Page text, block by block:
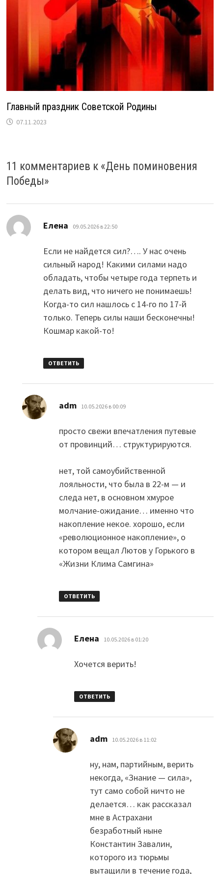
Главный праздник Советской Родины
07.11.2023
11 комментариев к «День поминовения
Победы»
Елена 09.05.2026 в 22:50
Если не найдется сил?…. У нас очень
сильный народ! Какими силами надо
обладать, чтобы четыре года терпеть и
делать вид, что ничего не понимаешь!
Когда-то сил нашлось с 14-го по 17-й
только. Теперь силы наши бесконечны!
Кошмар какой-то!
ОТВЕТИТЬ
adm: 10.05.2026 в 00:09
просто свежи впечатления путевые
от провинций… структурируются.
нет, той самоубийственной
лояльности, что была в 22-м — и
следа нет, в основном хмурое
молчание-ожидание… именно что
накопление некое. хорошо, если
«революционное накопление», о
котором вещал Лютов у Горького в
«Жизни Клима Самгина»
ОТВЕТИТЬ
Елена 10.05.2026 в 01:20
Хочется верить!
ОТВЕТИТЬ
adm 10.05.2026 в 11:02
ну, нам, партийным, верить
некогда, «Знание — сила»,
тут само собой ничто не
делается… как рассказал
мне в Астрахани
безработный ныне
Константин Завалин,
которого из тюрьмы
вытащили в течение года,